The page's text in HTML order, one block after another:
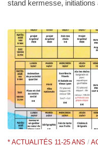
stand kermesse,
* ACTUALITÉS 11-25 ANS /